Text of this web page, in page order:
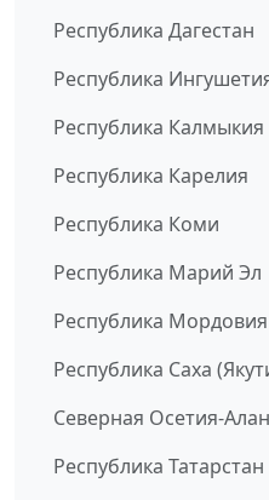
Республика Дагестан
Республика
Республика Калмыкия
Республика Карелия
Республика Коми
Республика Марий Эл
Республика Мордовия
Республика Саха
Северная Осетия-
Республика Татарстан